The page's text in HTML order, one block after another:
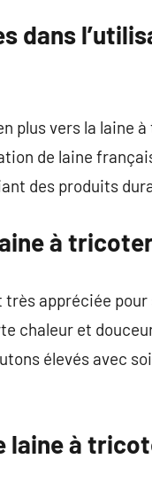
dans
plus vers la
de laine
des produits
à
appréciée
chaleur et
élevés avec
à